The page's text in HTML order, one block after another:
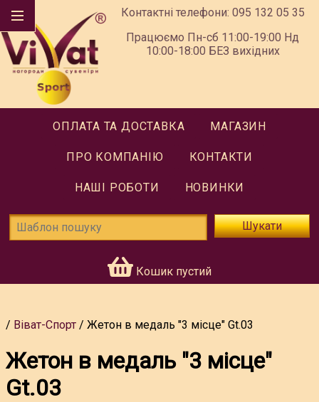
Контактні телефони: 095 132 05 35
Працюємо Пн-сб 11:00-19:00 Нд
10:00-18:00 БЕЗ вихідних
ОПЛАТА ТА ДОСТАВКА МАГАЗИН
ПРО КОМПАНІЮ КОНТАКТИ
НАШІ РОБОТИ НОВИНКИ
Шукати
Кошик пустий
Віват-Спорт Жетон в медаль "3 місце" Gt.03
Жетон в медаль "3 місце"
Gt.03